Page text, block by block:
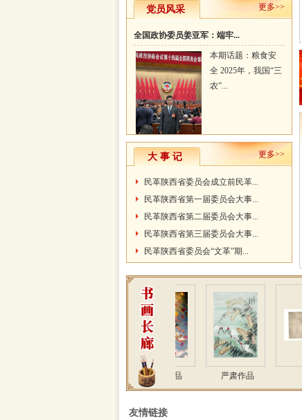
党员风采 更多>>
全国政协委员姜亚军：端牢...
本期话题：粮食安
全 2025年，我国“三
农”...
大 事 记 更多>>
民革陕西省委员会成立前民革...
民革陕西省第一届委员会大事...
民革陕西省第二届委员会大事...
民革陕西省第三届委员会大事...
民革陕西省委员会“文革”期...
邢东作品 严肃作品
友情链接